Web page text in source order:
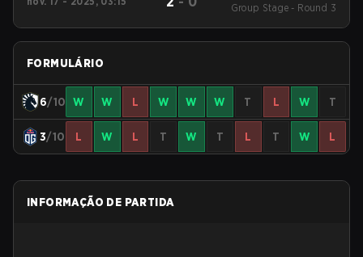
6 Main Tournament
Group Stage - Round 3
FORMULÁRIO
6/10 W W L W W W T L W T
3/10 L W L T W T L T W L
INFORMAÇÃO DE PARTIDA